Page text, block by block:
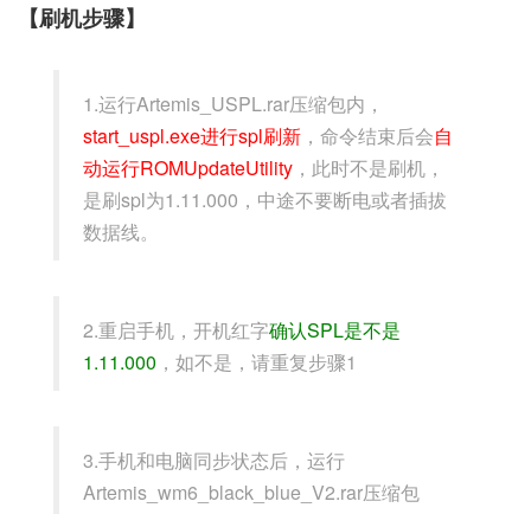
【刷机步骤】
1.运行Artemis_USPL.rar压缩包内，
start_uspl.exe进行spl刷新 ，命令结束后会自
动运行ROMUpdateUtility ，此时不是刷机，
是刷spl为1.11.000，中途不要断电或者插拔
数据线。
2.重启手机，开机红字确认SPL是不是
1.11.000 ，如不是，请重复步骤1
3.手机和电脑同步状态后，运行
Artemis_wm6_black_blue_V2.rar压缩包